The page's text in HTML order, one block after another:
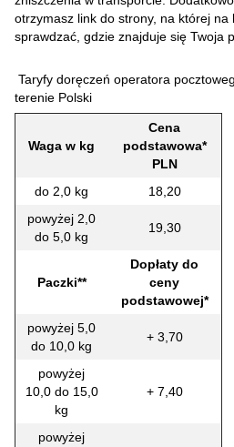
otrzymasz link do strony, na której na
sprawdzać, gdzie znajduje się Twoja
Taryfy doręczeń operatora
terenie Polski
Waga w kg
Cena
podstawowa*
PLN
do 2,0 kg
18,20
powyżej 2,0
do 5,0 kg
19,30
Paczki**
Dopłaty do
ceny
podstawowej*
powyżej 5,0
do 10,0 kg
+ 3,70
powyżej
10,0 do 15,0
kg
+ 7,40
powyżej